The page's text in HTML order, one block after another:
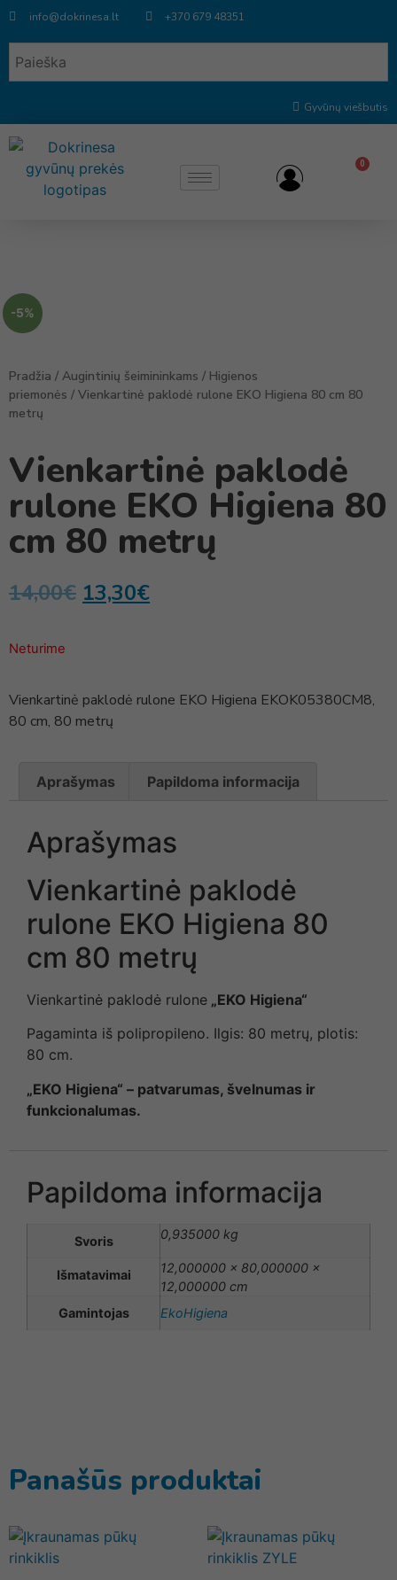
info@dokrinesa.lt +370 679 48351
Gyvūnų viešbutis
0
-5%
Pradžia / Augintinių šeimininkams / Higienos
priemonės / Vienkartinė paklodė rulone EKO Higiena 80 cm 80
metrų
Vienkartinė paklodė
rulone EKO Higiena 80
cm 80 metrų
14,00€ 13,30€
Neturime
Vienkartinė paklodė rulone EKO Higiena EKOK05380CM8,
80 cm, 80 metrų
Aprašymas Papildoma informacija
Aprašymas
Vienkartinė paklodė
rulone EKO Higiena 80
cm 80 metrų
Vienkartinė paklodė rulone „EKO Higiena“
Pagaminta iš polipropileno. Ilgis: 80 metrų, plotis:
80 cm.
„EKO Higiena“ – patvarumas, švelnumas ir
funkcionalumas.
Papildoma informacija
Svoris 0,935000 kg
Išmatavimai
12,000000 × 80,000000 ×
12,000000 cm
Gamintojas
EkoHigiena
Panašūs produktai